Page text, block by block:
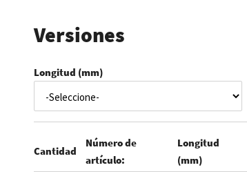
comienzo
de
galería
imágenes
Versiones
Longitud (mm)
Cantidad
Número de
artículo:
Longitud
(mm)